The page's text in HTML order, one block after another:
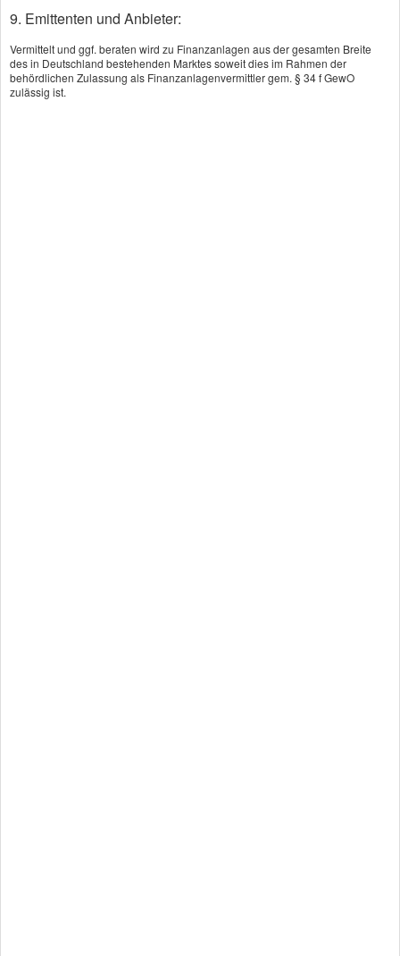
Vergleichsangebot.
Angebot anfordern
9. Emittenten und Anbieter:
Vermittelt und ggf. beraten wird zu Finanzanlagen aus der gesamten Breite
des in Deutschland bestehenden Marktes soweit dies im Rahmen der
behördlichen Zulassung als Finanzanlagenvermittler gem. § 34 f GewO
zulässig ist.